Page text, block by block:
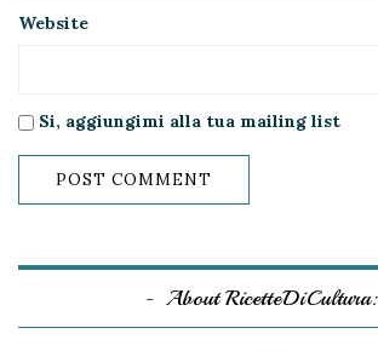
Website
Si, aggiungimi alla tua mailing list
About RicetteDiCultura: